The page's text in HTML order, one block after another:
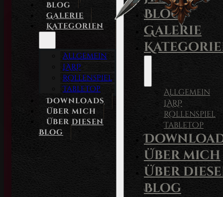
Blog
Galerie
Kategorien
Allgemein
LARP
Rollenspiel
Tabletop
Downloads
Über mich
Über diesen
Blog
Blog
Galerie
Allgemein
LARP
Rollenspiel
Tabletop
Über mich
Über
Blog